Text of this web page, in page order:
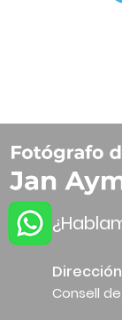
Dirección
Consell